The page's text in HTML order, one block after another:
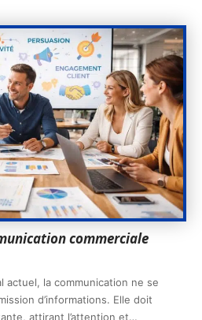
commerciale
actuel, la communication ne se
d’informations. Elle doit
attirant l’attention et…